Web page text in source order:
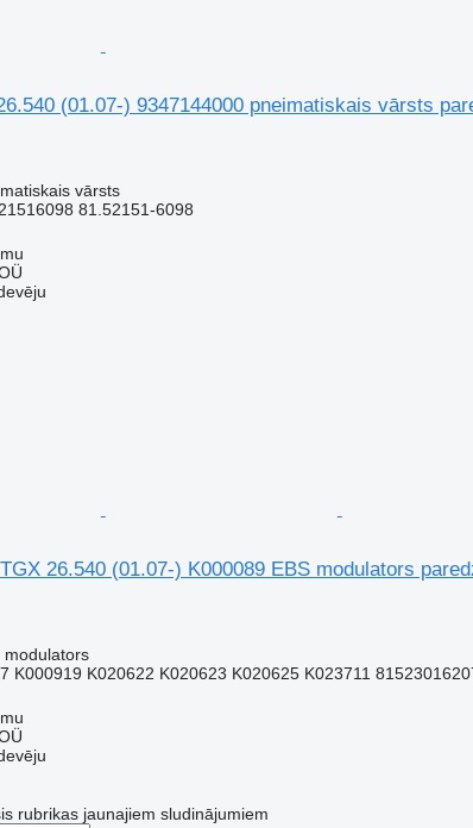
(01.07-) 9347144000 pneimatiskais vārsts
vārsts
81.52151-6098
26.540 (01.07-) K000089 EBS modulators
modulators
K000919 K020622 K020623 K020625 K023711
rubrikas jaunajiem sludinājumiem